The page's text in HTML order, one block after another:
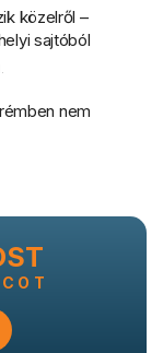
közelről –
sajtóból
nem